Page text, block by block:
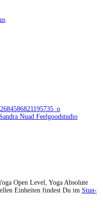
Open Lev­el, Yoga Absolute
Ein­heit­en find­est Du im Stun­